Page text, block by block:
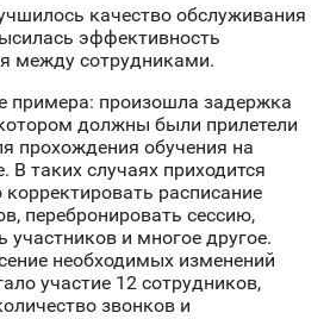
качество обслуживания
эффективность
между сотрудниками.
примера: произошла задержка
должны были прилетели
прохождения обучения на
В таких случаях приходится
корректировать расписание
перебронировать сессию,
участников и многое другое.
необходимых изменений
участие 12 сотрудников,
звонков и